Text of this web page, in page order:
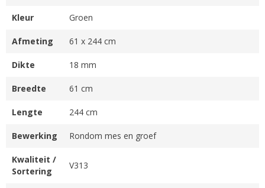
Kleur Groen
Afmeting 61 x 244 cm
Dikte 18 mm
Breedte 61 cm
Lengte 244 cm
Bewerking Rondom mes en groef
Kwaliteit /
Sortering
V313